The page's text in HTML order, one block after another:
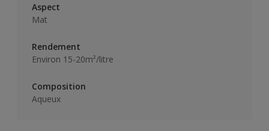
Aspect
Mat
Rendement
Environ 15-20m²/litre
Composition
Aqueux